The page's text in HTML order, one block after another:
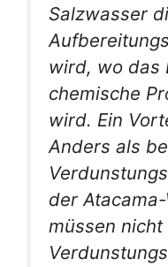
Salzwasser
wird, wo das
chemische
wird. Ein
Anders als
der
müssen nicht